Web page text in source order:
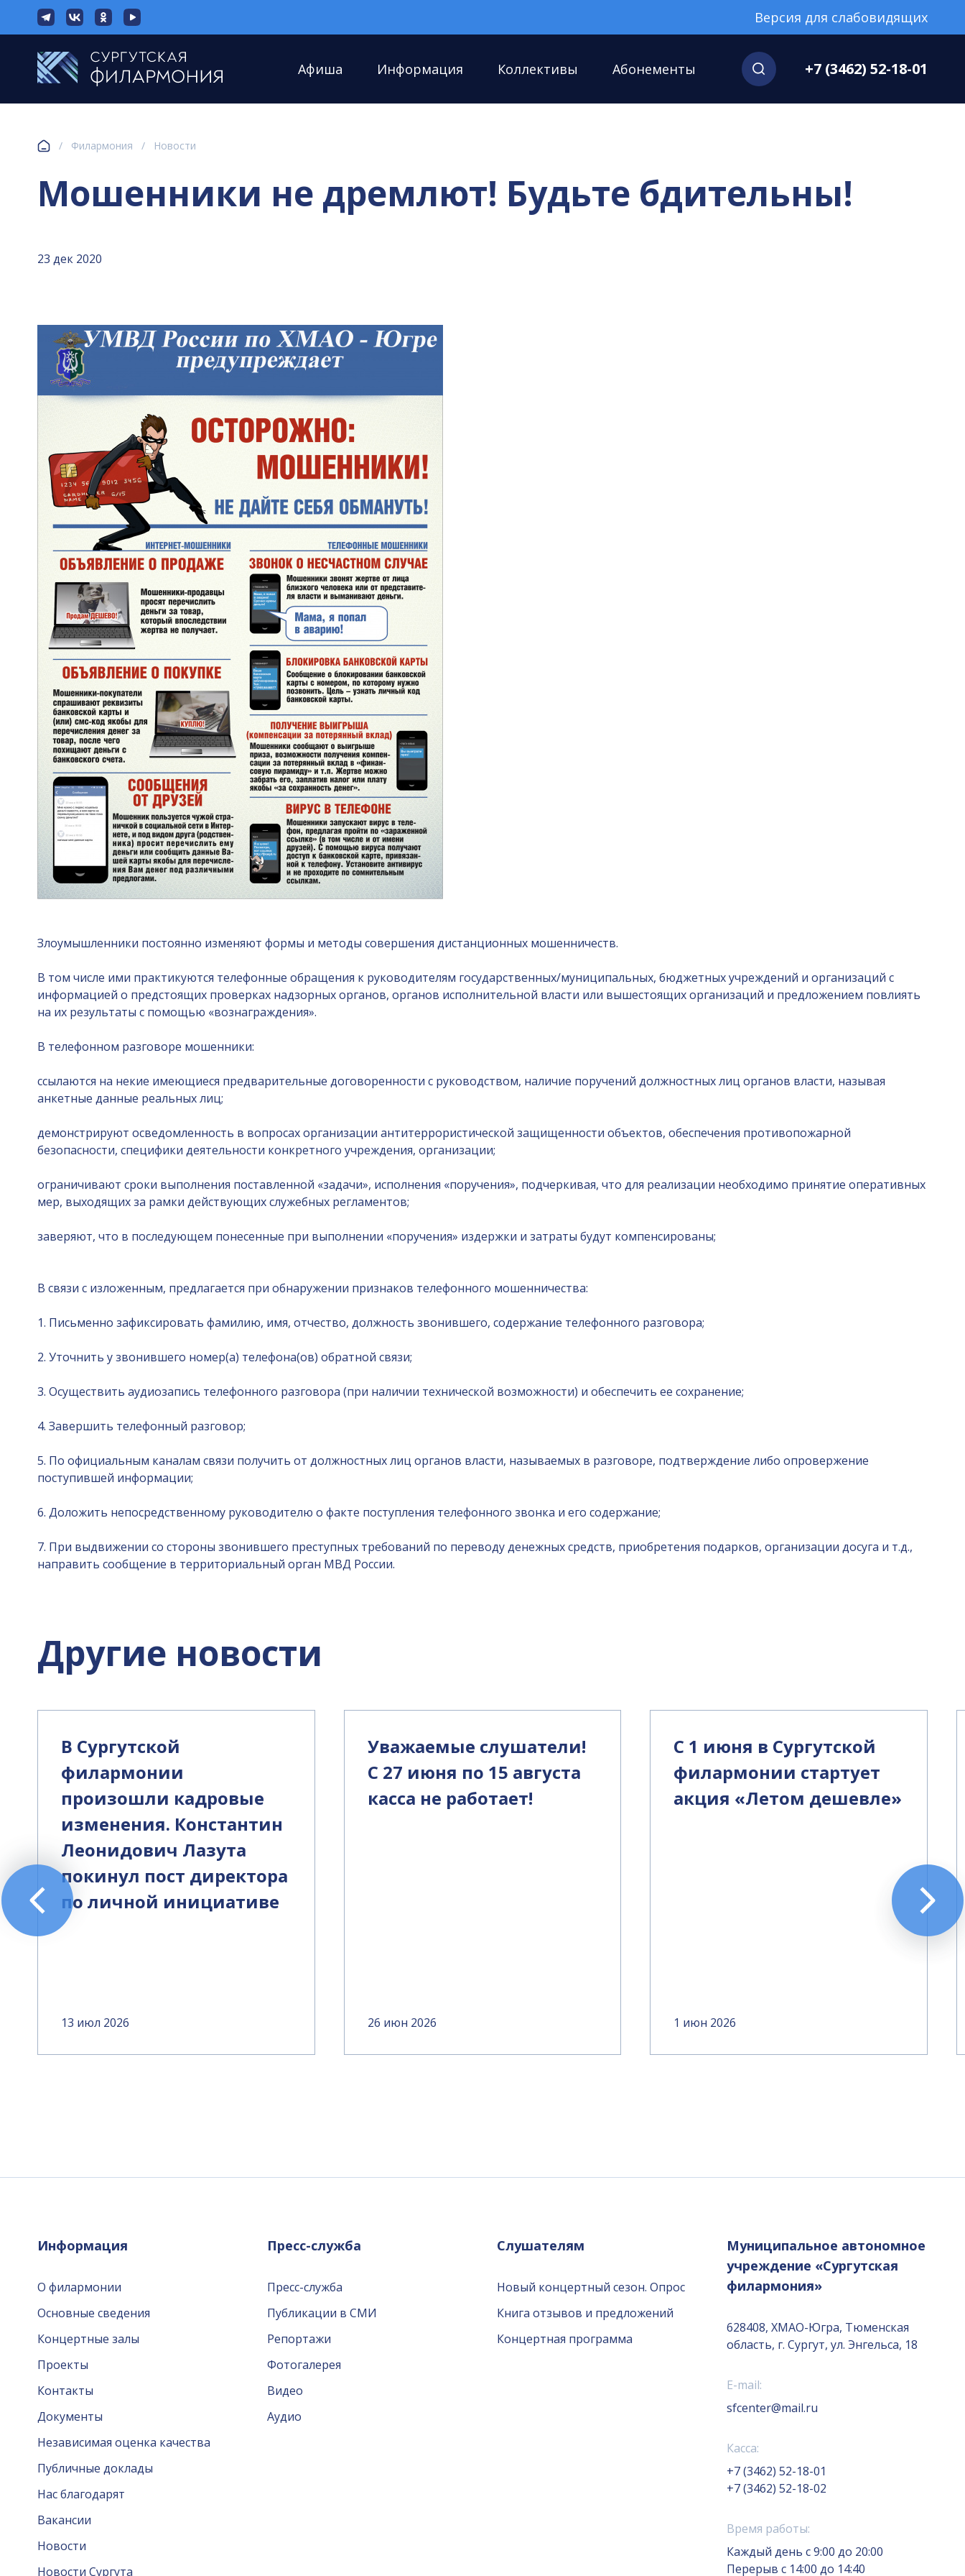
Версия для слабовидящих
Афиша Информация Коллективы Абонементы +7 (3462) 52-18-01
/ Филармония / Новости
Мошенники не дремлют! Будьте бдительны!
23 дек 2020
Злоумышленники постоянно изменяют формы и методы совершения дистанционных мошенничеств.
В том числе ими практикуются телефонные обращения к руководителям государственных/муниципальных, бюджетных учреждений и организаций с
информацией о предстоящих проверках надзорных органов, органов исполнительной власти или вышестоящих организаций и предложением повлиять
на их результаты с помощью «вознаграждения».
В телефонном разговоре мошенники:
ссылаются на некие имеющиеся предварительные договоренности с руководством, наличие поручений должностных лиц органов власти, называя
анкетные данные реальных лиц;
демонстрируют осведомленность в вопросах организации антитеррористической защищенности объектов, обеспечения противопожарной
безопасности, специфики деятельности конкретного учреждения, организации;
ограничивают сроки выполнения поставленной «задачи», исполнения «поручения», подчеркивая, что для реализации необходимо принятие оперативных
мер, выходящих за рамки действующих служебных регламентов;
заверяют, что в последующем понесенные при выполнении «поручения» издержки и затраты будут компенсированы;
В связи с изложенным, предлагается при обнаружении признаков телефонного мошенничества:
1. Письменно зафиксировать фамилию, имя, отчество, должность звонившего, содержание телефонного разговора;
2. Уточнить у звонившего номер(а) телефона(ов) обратной связи;
3. Осуществить аудиозапись телефонного разговора (при наличии технической возможности) и обеспечить ее сохранение;
4. Завершить телефонный разговор;
5. По официальным каналам связи получить от должностных лиц органов власти, называемых в разговоре, подтверждение либо опровержение
поступившей информации;
6. Доложить непосредственному руководителю о факте поступления телефонного звонка и его содержание;
7. При выдвижении со стороны звонившего преступных требований по переводу денежных средств, приобретения подарков, организации досуга и т.д.,
направить сообщение в территориальный орган МВД России.
Другие новости
В Сургутской
филармонии
произошли кадровые
изменения. Константин
Леонидович Лазута
покинул пост директора
по личной инициативе
13 июл 2026
Уважаемые слушатели!
С 27 июня по 15 августа
касса не работает!
26 июн 2026
С 1 июня в Сургутской
филармонии стартует
акция «Летом дешевле»
1 июн 2026
Информация
О филармонии
Основные сведения
Концертные залы
Проекты
Контакты
Документы
Независимая оценка качества
Публичные доклады
Нас благодарят
Вакансии
Новости
Новости Сургута
Пресс-служба
Пресс-служба
Публикации в СМИ
Репортажи
Фотогалерея
Видео
Аудио
Слушателям
Новый концертный сезон. Опрос
Книга отзывов и предложений
Концертная программа
Муниципальное автономное
учреждение «Сургутская
филармония»
628408, ХМАО-Югра, Тюменская
область, г. Сургут, ул. Энгельса, 18
E-mail:
sfcenter@mail.ru
Касса:
+7 (3462) 52-18-01
+7 (3462) 52-18-02
Время работы:
Каждый день с 9:00 до 20:00
Перерыв с 14:00 до 14:40